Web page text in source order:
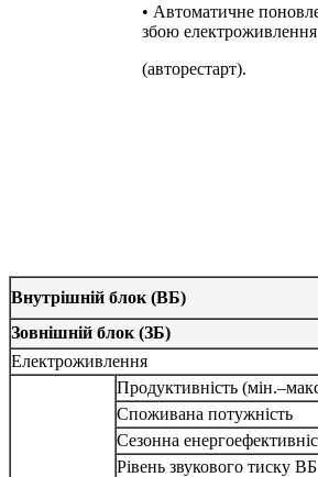
• Автоматичне
збою електроживлення
(авторестарт).
Внутрішній блок (ВБ)
Зовнішній блок (ЗБ)
Електроживлення
Продуктивність
Споживана потужність
Сезонна
Рівень звукового тиску ВБ